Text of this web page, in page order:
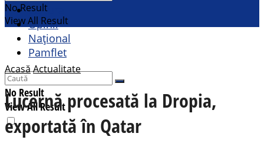
Cultural
Opinii
Național
Pamflet
No Result
View All Result
No Result
View All Result
AcasăActualitate
Lucernă procesată la Dropia,
exportată în Qatar